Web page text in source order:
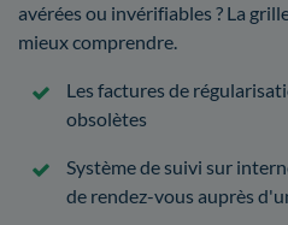
avérées ou invérifiables ? La
mieux comprendre.
Les factures de
obsolètes
Système de suivi sur
de rendez-vous auprès